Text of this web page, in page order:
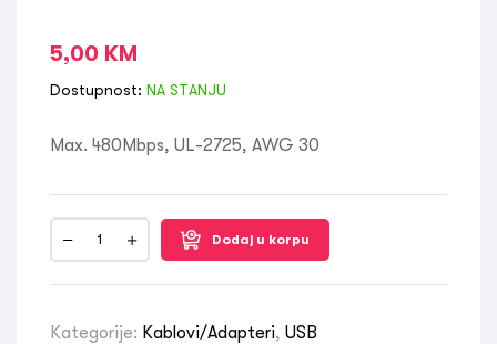
5,00 KM
Dostupnost: NA STANJU
Max. 480Mbps, UL-2725, AWG 30
Dodaj u korpu
Kategorije: Kablovi/Adapteri, USB